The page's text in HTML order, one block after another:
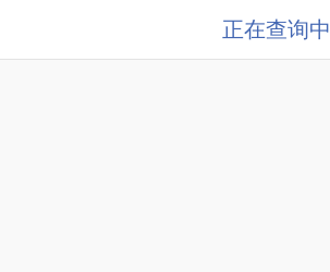
正在查询中